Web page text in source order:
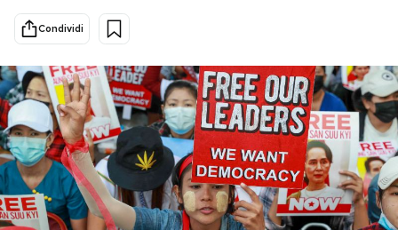
Scienza
Economia
Sport
Altrecose
Mondiali calcio 2026
PODCAST
Condividi